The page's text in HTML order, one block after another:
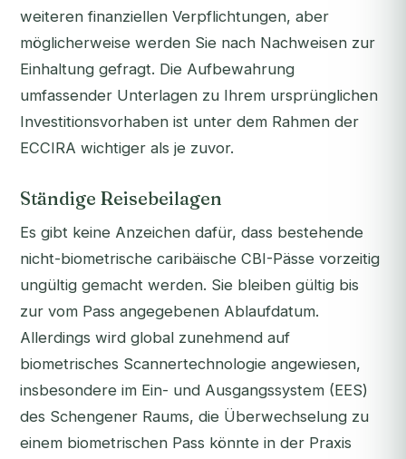
weiteren finanziellen Verpflichtungen, aber
möglicherweise werden Sie nach Nachweisen zur
Einhaltung gefragt. Die Aufbewahrung
umfassender Unterlagen zu Ihrem ursprünglichen
Investitionsvorhaben ist unter dem Rahmen der
ECCIRA wichtiger als je zuvor.
Ständige Reisebeilagen
Es gibt keine Anzeichen dafür, dass bestehende
nicht-biometrische caribäische CBI-Pässe vorzeitig
ungültig gemacht werden. Sie bleiben gültig bis
zur vom Pass angegebenen Ablaufdatum.
Allerdings wird global zunehmend auf
biometrisches Scannertechnologie angewiesen,
insbesondere im Ein- und Ausgangssystem (EES)
des Schengener Raums, die Überwechselung zu
einem biometrischen Pass könnte in der Praxis